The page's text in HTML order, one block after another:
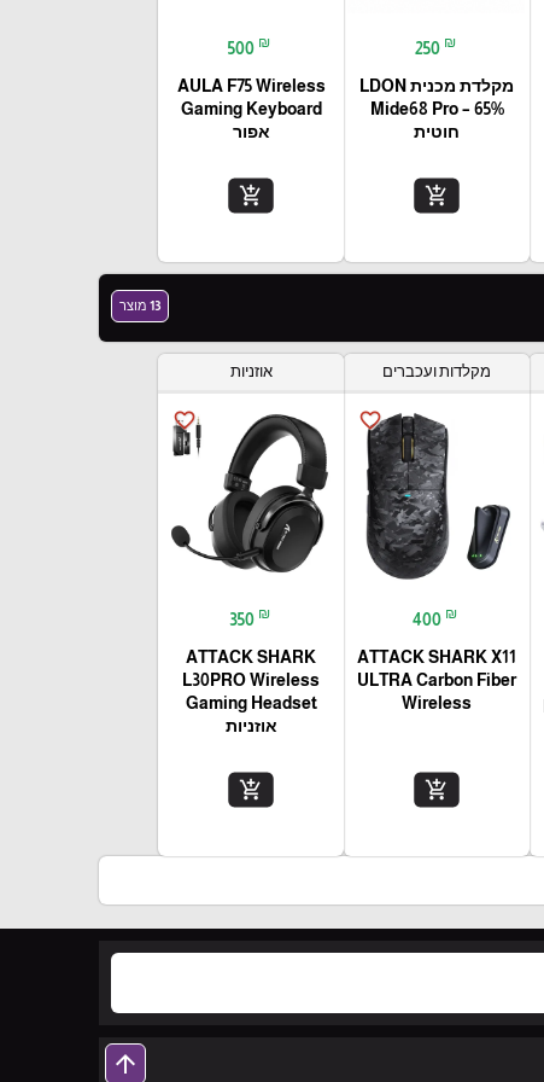
250 ₪
מקלדת מכנית LDON
Mide68 Pro – 65%
חוטית
add_shopping_cart
500 ₪
AULA F75 Wireless
Gaming Keyboard
אפור
add_shopping_cart
13 מוצר
מקלדות ועכברים
favorite_border
400 ₪
ATTACK SHARK X11
ULTRA Carbon Fiber
Wireless
add_shopping_cart
אוזניות
favorite_border
350 ₪
ATTACK SHARK
L30PRO Wireless
Gaming Headset
אוזניות
add_shopping_cart
arrow_upward